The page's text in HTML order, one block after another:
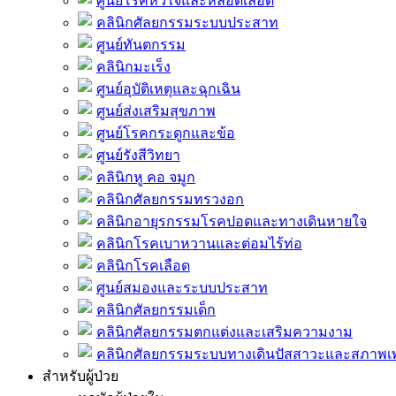
คลินิกศัลยกรรมระบบประสาท
ศูนย์ทันตกรรม
คลินิกมะเร็ง
ศูนย์อุบัติเหตุและฉุกเฉิน
ศูนย์ส่งเสริมสุขภาพ
ศูนย์โรคกระดูกและข้อ
ศูนย์รังสีวิทยา
คลินิกหู คอ จมูก
คลินิกศัลยกรรมทรวงอก
คลินิกอายุรกรรมโรคปอดและทางเดินหายใจ
คลินิกโรคเบาหวานและต่อมไร้ท่อ
คลินิกโรคเลือด
ศูนย์สมองและระบบประสาท
คลินิกศัลยกรรมเด็ก
คลินิกศัลยกรรมตกแต่งและเสริมความงาม
คลินิกศัลยกรรมระบบทางเดินปัสสาวะและสภาพเ
สำหรับผู้ป่วย